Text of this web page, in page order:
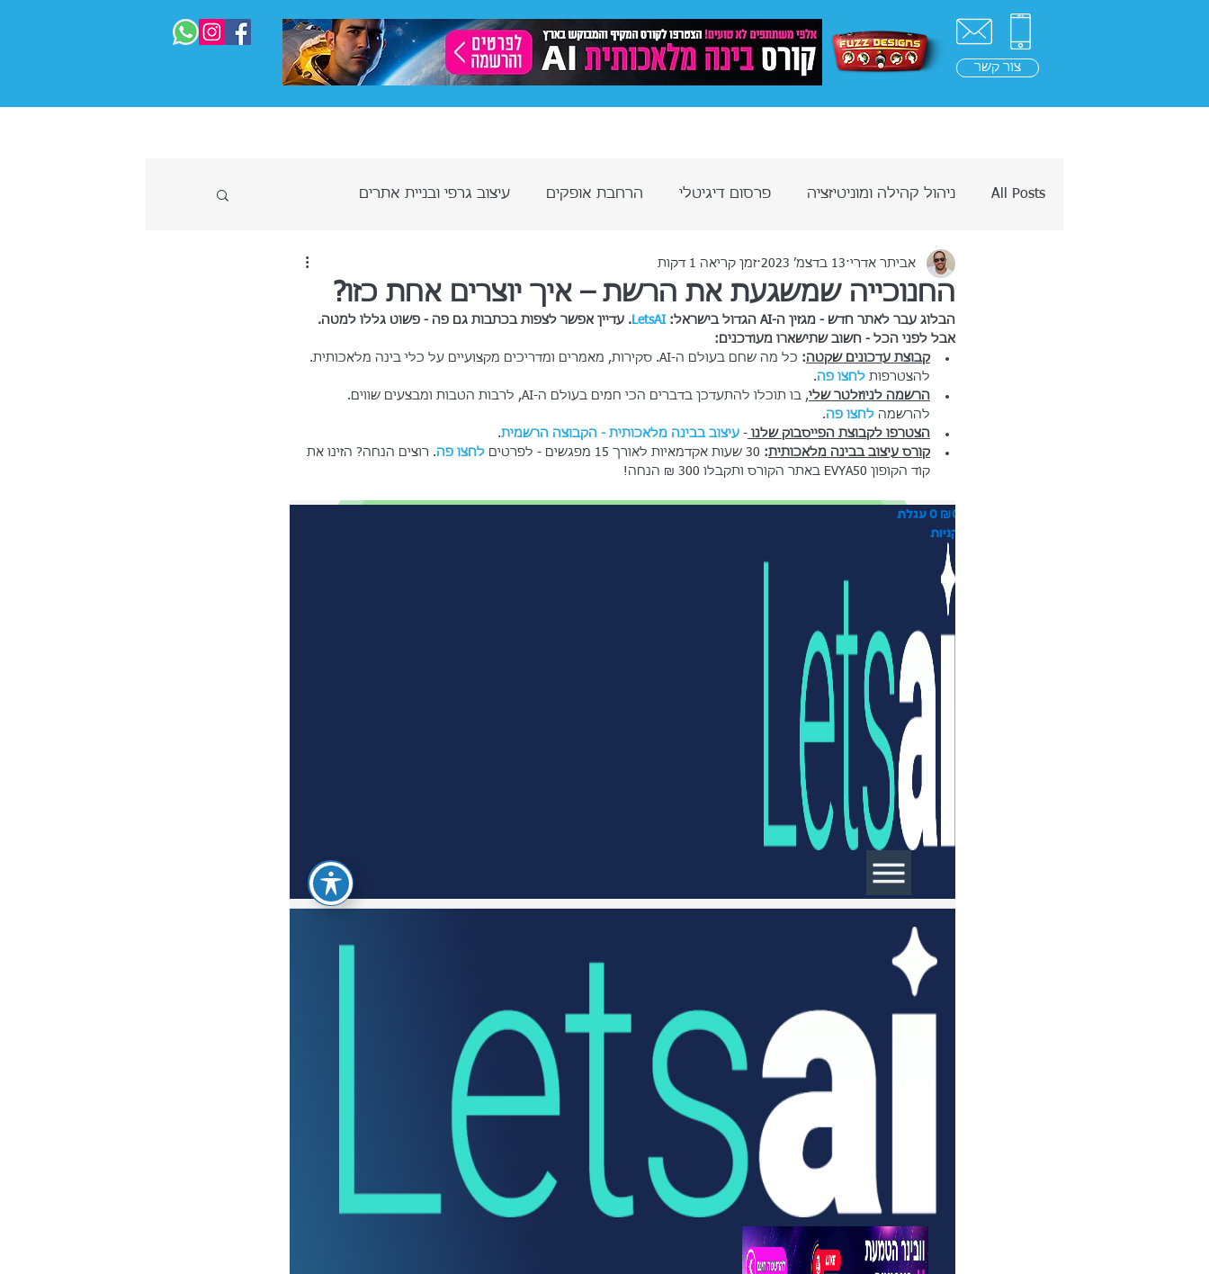
צור קשר
All Posts ניהול קהילה ומוניטיזציה פרסום דיגיטלי הרחבת אופקים עיצוב גרפי ובניית אתרים
מחשבות על כסף בינה מלאכותית AI
החנוכייה שמשגעת את הרשת – איך יוצרים אחת כזו?
אביתר אדרי 13 בדצמ׳ 2023 זמן קריאה 1 דקות
הבלוג עבר לאתר חדש - מגזין ה-AI הגדול בישראל: LetsAI . עדיין אפשר לצפות בכתבות גם פה - פשוט גללו למטה.
אבל לפני הכל - חשוב שתישארו מעודכנים:
קבוצת עדכונים שקטה:
כל מה שחם בעולם ה-AI. סקירות, מאמרים ומדריכים מקצועיים על כלי בינה מלאכותית.
להצטרפות לחצו פה.
הרשמה לניוזלטר שלי
, בו תוכלו להתעדכן בדברים הכי חמים בעולם ה-AI, לרבות הטבות ומבצעים שווים.
להרשמה לחצו פה.
הצטרפו לקבוצת הפייסבוק שלנו - עיצוב בבינה מלאכותית - הקבוצה הרשמית.
קורס עיצוב בבינה מלאכותית: שעות אקדמאיות לאורך 15 מפגשים - לפרטים לחצו פה. רוצים הנחה? הזינו את
קוד הקופון EVYA50 באתר הקורס ותקבלו 300 ₪ הנחה!